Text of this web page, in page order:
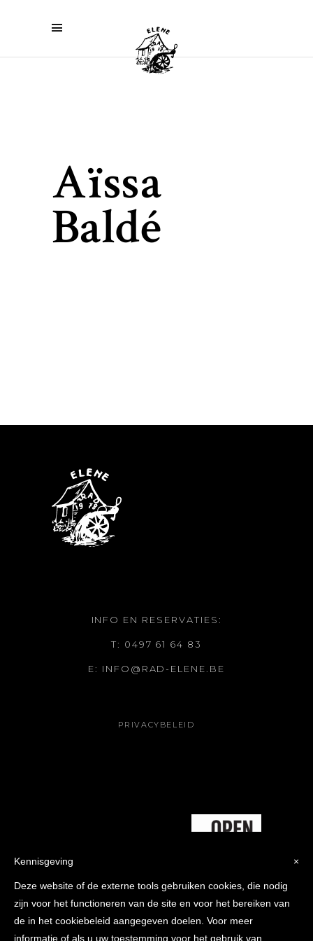
Aïssa
Baldé
INFO EN RESERVATIES:
T: 0497 61 64 83
E: INFO@RAD-ELENE.BE
PRIVACYBELEID
×
Kennisgeving
Deze website of de externe tools gebruiken cookies, die nodig
zijn voor het functioneren van de site en voor het bereiken van
de in het cookiebeleid aangegeven doelen. Voor meer
informatie of als u uw toestemming voor het gebruik van